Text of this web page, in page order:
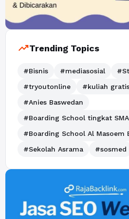
trending_upTrending Topics
#Bisnis #mediasosial
#tryoutonline
#kuliah
#Anies Baswedan
#Boarding School tingkat SMA
#Boarding School Al Masoem
#Sekolah Asrama
#sosmed